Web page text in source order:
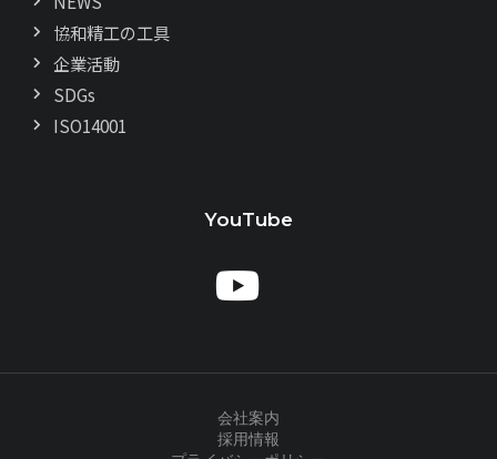
協和精工の工具
企業活動
SDGs
ISO14001
YouTube
会社案内
採用情報